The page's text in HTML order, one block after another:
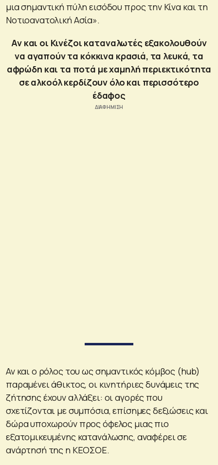
μια σημαντική πύλη εισόδου προς την Κίνα και τη
Νοτιοανατολική Ασία».
Αν και οι Κινέζοι καταναλωτές εξακολουθούν
να αγαπούν τα κόκκινα κρασιά, τα λευκά, τα
αφρώδη και τα ποτά με χαμηλή περιεκτικότητα
σε αλκοόλ κερδίζουν όλο και περισσότερο
έδαφος
Αν και ο ρόλος του ως σημαντικός κόμβος (hub)
παραμένει άθικτος, οι κινητήριες δυνάμεις της
ζήτησης έχουν αλλάξει: οι αγορές που
σχετίζονται με συμπόσια, επίσημες δεξιώσεις και
δώρα υποχωρούν προς όφελος μιας πιο
εξατομικευμένης κατανάλωσης, αναφέρει σε
ανάρτησή της η ΚΕΟΣΟΕ.